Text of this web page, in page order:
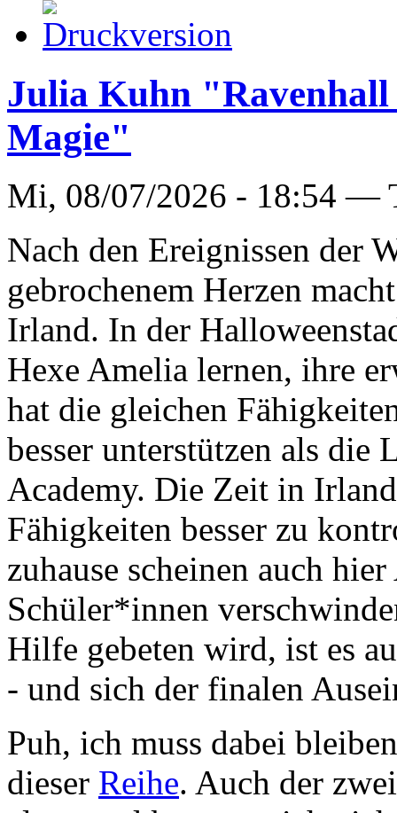
Julia Kuhn "Ravenhall
Magie"
Mi, 08/07/2026 - 18:54 —
Nach den Ereignissen der
gebrochenem Herzen
Irland. In der
Hexe Amelia lernen, ihre
hat die gleichen
besser unterstützen als die
Academy. Die Zeit in
Fähigkeiten besser zu
zuhause scheinen auch
Schüler*innen
Hilfe gebeten wird, ist es
- und sich der finalen
Puh, ich muss dabei
dieser Reihe. Auch der